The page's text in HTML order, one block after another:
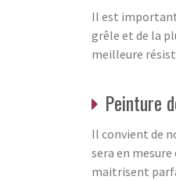
Il est important
grêle et de la
meilleure
Peinture
Il convient de
sera en
maitrisent